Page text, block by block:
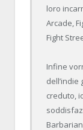
loro
Arcade,
Fight
Infine
dell’indie
creduto,